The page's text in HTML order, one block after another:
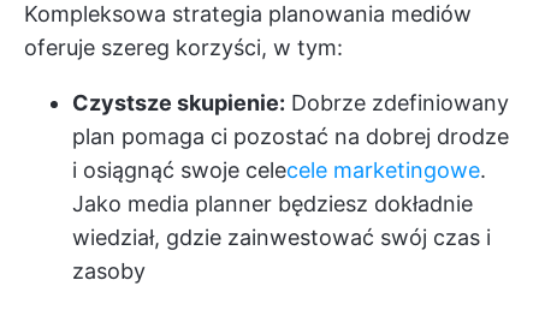
Kompleksowa strategia planowania mediów
oferuje szereg korzyści, w tym:
Czystsze skupienie: Dobrze zdefiniowany
plan pomaga ci pozostać na dobrej drodze
i osiągnąć swoje celecele marketingowe.
Jako media planner będziesz dokładnie
wiedział, gdzie zainwestować swój czas i
zasoby